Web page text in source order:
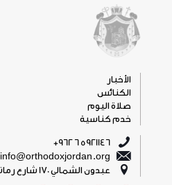
الأخبار
الكنائس
صلاة اليوم
خدم كناسية
5921146 6 962+
info@orthodoxjordan.org
عبدون الشمالي 170 شارع رمانة , عمان